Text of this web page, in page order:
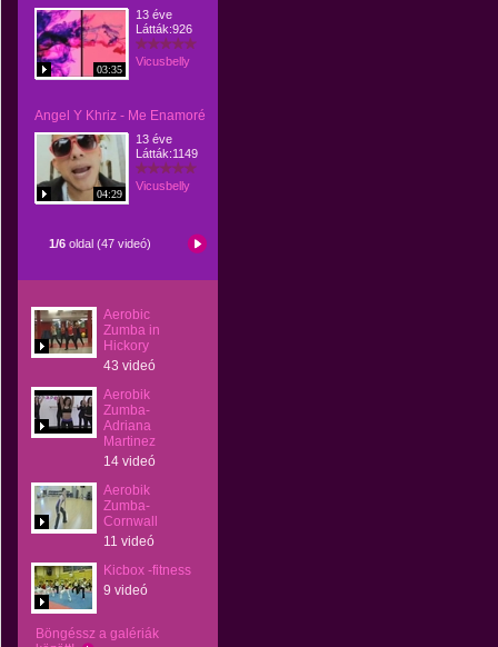
03:35
13 éve
Látták:926
Vicusbelly
Angel Y Khriz - Me Enamoré
04:29
13 éve
Látták:1149
Vicusbelly
1/6 oldal (47 videó)
Aerobic
Zumba in
Hickory
43 videó
Aerobik
Zumba-
Adriana
Martinez
14 videó
Aerobik
Zumba-
Cornwall
11 videó
Kicbox -fitness
9 videó
Böngéssz a galériák